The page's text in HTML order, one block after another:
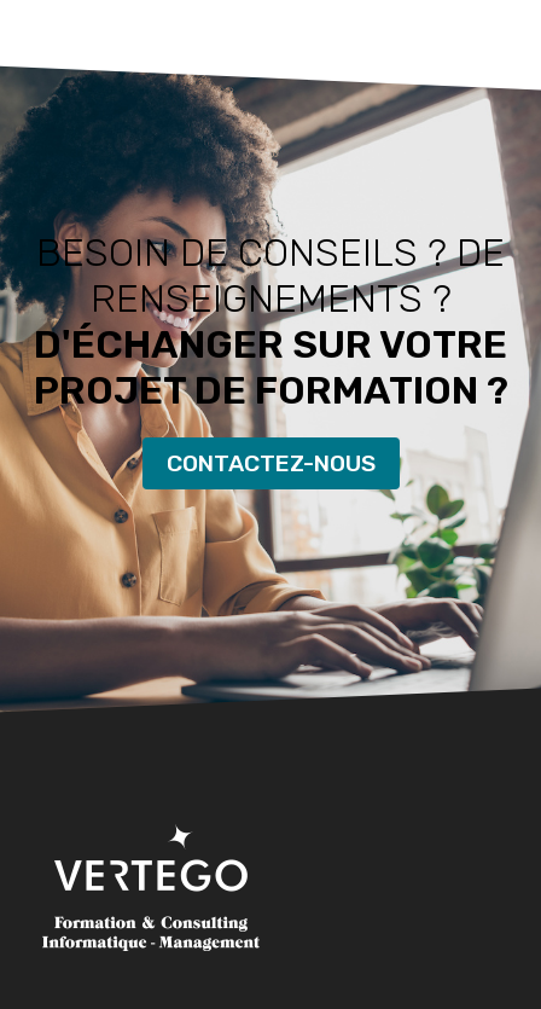
BESOIN DE CONSEILS ? DE
RENSEIGNEMENTS ?
D'ÉCHANGER SUR VOTRE
PROJET DE FORMATION ?
CONTACTEZ-NOUS